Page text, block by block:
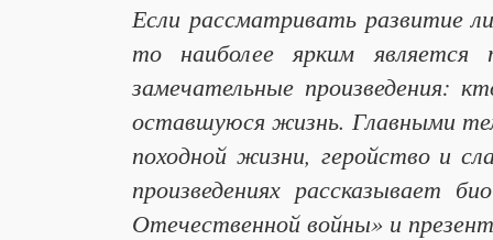
Если рассматривать развитие
то наиболее ярким является
замечательные
оставшуюся жизнь. Главными
походной жизни, геройство и
произведениях рассказывает
Отечественной войны» и